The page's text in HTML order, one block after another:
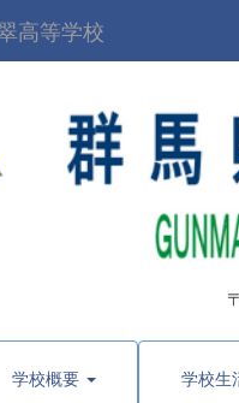
高等学校
〒377-
学校概要 学校生